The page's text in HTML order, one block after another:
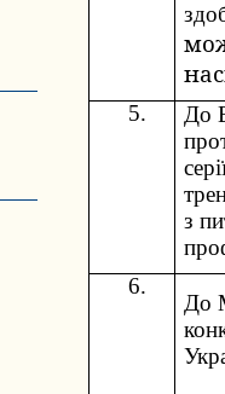
5.
До
з
6.
До